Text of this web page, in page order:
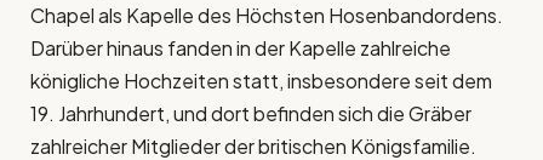
Chapel als Kapelle des Höchsten Hosenbandordens.
Darüber hinaus fanden in der Kapelle zahlreiche
königliche Hochzeiten statt, insbesondere seit dem
19. Jahrhundert, und dort befinden sich die Gräber
zahlreicher Mitglieder der britischen Königsfamilie.